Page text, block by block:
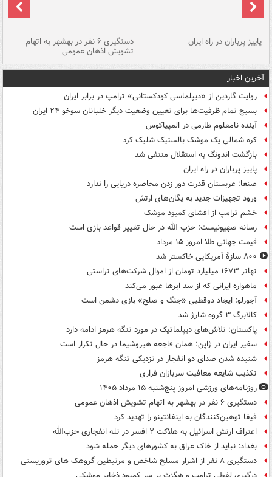
پاییز پرباران در راه ایران دستگیری ۶ نفر در بهشهر به اتهام
تشویش اذهان عمومی
آخرین اخبار
روایت گاردین از «دیپلماسی کودکستانی» ترامپ در برابر ایران
بسیج تمام ظرفیت‌ها برای تعیین وضعیت دیگر خلبانان سوخو ۲۴ ایران
آینده نامعلوم طارمی در المپیاکوس
کره شمالی یک موشک بالستیک شلیک کرد
بازگشت اندونگ به استقلال منتفی شد
پاییز پرباران در راه ایران
صنعا: عربستان قدرت دور زدن محاصره دریایی را ندارد
ورود تجهیزات جدید به یگان‌های ارتش
خشم ترامپ از افشای کمبود موشک
رسانه صهیونیست: حزب الله در حال تغییر قواعد بازی است
قیمت جهانی طلا امروز ۱۵ مرداد
۸۰۰ سازۀ آمریکایی خاکستر شد
تهاتر ۱۶۷۳ میلیارد تومان از اموال شرکت‌های تراستی
ماهواره ایرانی که از سد ابرها عبور می‌کند
آجورلو: ایجاد دوقطبی «جنگ و صلح‌» بازی دشمن است
کالابرگ ۳ گروه شارژ شد
پاکستان: تلاش‌های دیپلماتیک در مورد تنگه هرمز ادامه دارد
سفیر ایران در ژاپن: همان فاجعه هیروشیما در حال تکرار است
شنیده شدن صدای دو انفجار در نزدیکی تنگه هرمز
تکذیب شایعه معافیت سربازان فراری
روزنامه‌های ورزشی امروز پنج‌شنبه ۱۵ مرداد ۱۴۰۵
دستگیری ۶ نفر در بهشهر به اتهام تشویش اذهان عمومی
فیفا توهین‌کنندگان به اینفانتینو را تهدید کرد
اعتراف ارتش اسرائیل به هلاکت ۲ افسر در تله انفجاری حزب‌الله
بغداد: نباید از خاک عراق به کشورهای دیگر حمله شود
دستگیری ۸ نفر از اشرار مسلح شاخص و مرتبطین گروهک های تروریستی